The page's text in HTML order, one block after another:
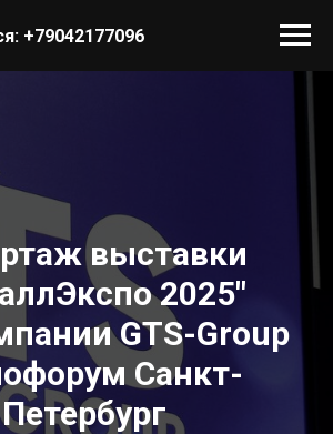
+79042177096
выставки
2025"
GTS-Group
Санкт-
Петербург